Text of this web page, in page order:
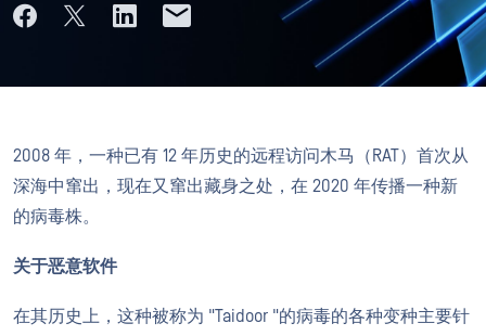
2008 年，一种已有 12 年历史的远程访问木马（RAT）首次从
深海中窜出，现在又窜出藏身之处，在 2020 年传播一种新
的病毒株。
关于恶意软件
在其历史上，这种被称为 "Taidoor "的病毒的各种变种主要针